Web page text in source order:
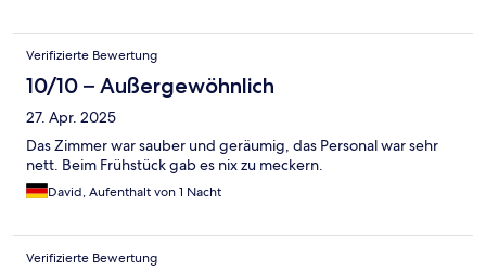
Verifizierte Bewertung
10/10 – Außergewöhnlich
27. Apr. 2025
Das Zimmer war sauber und geräumig, das Personal war sehr
nett. Beim Frühstück gab es nix zu meckern.
David, Aufenthalt von 1 Nacht
Verifizierte Bewertung